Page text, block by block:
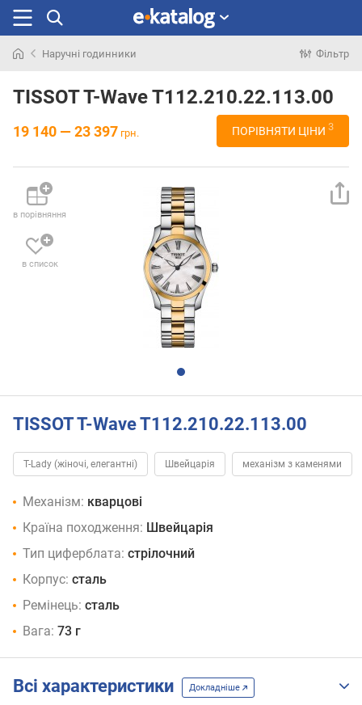
раніше
Наручні годинники Фільтр
TISSOT T-Wave T112.210.22.113.00
19 140 — 23 397 грн. ПОРІВНЯТИ ЦІНИ 3
в порівняння
в список
TISSOT T-Wave T112.210.22.113.00
T-Lady (жіночі, елегантні) Швейцарія механізм з каменями
Механізм: кварцові
Країна походження: Швейцарія
Тип циферблата: стрілочний
Корпус: сталь
Ремінець: сталь
Вага: 73 г
Всі характеристики Докладніше